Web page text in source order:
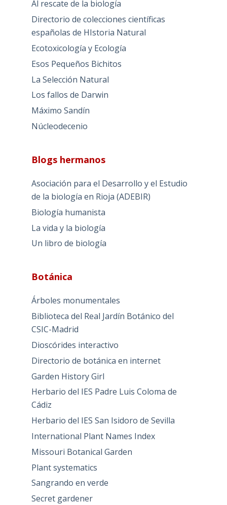
Al rescate de la biología
Directorio de colecciones científicas
españolas de HIstoria Natural
Ecotoxicología y Ecología
Esos Pequeños Bichitos
La Selección Natural
Los fallos de Darwin
Máximo Sandín
Núcleodecenio
Blogs hermanos
Asociación para el Desarrollo y el Estudio
de la biología en Rioja (ADEBIR)
Biología humanista
La vida y la biología
Un libro de biología
Botánica
Árboles monumentales
Biblioteca del Real Jardín Botánico del
CSIC-Madrid
Dioscórides interactivo
Directorio de botánica en internet
Garden History Girl
Herbario del IES Padre Luis Coloma de
Cádiz
Herbario del IES San Isidoro de Sevilla
International Plant Names Index
Missouri Botanical Garden
Plant systematics
Sangrando en verde
Secret gardener